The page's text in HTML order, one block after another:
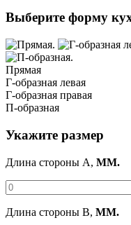
Выберите форму
Прямая
Г-образная левая
Г-образная правая
П-образная
Укажите размер
Длина стороны A, ММ.
Длина стороны B, ММ.